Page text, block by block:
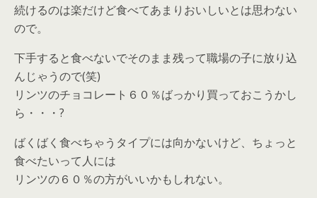
続けるのは楽だけど食べてあまりおいしいとは思わない
ので。
下手すると食べないでそのまま残って職場の子に放り込
んじゃうので(笑)
リンツのチョコレート６０％ばっかり買っておこうかし
ら・・・?
ばくばく食べちゃうタイプには向かないけど、ちょっと
食べたいって人には
リンツの６０％の方がいいかもしれない。